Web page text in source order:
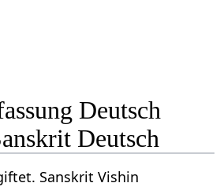
Deutsch
Deutsch
Sanskrit Vishin